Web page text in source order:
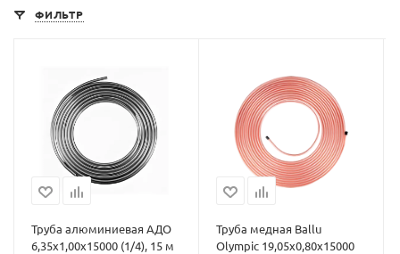
ФИЛЬТР
Труба алюминиевая АДО
6,35х1,00х15000 (1/4), 15 м
Труба медная Ballu
Olympic 19,05х0,80х15000